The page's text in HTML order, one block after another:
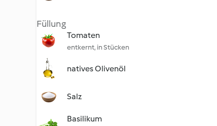
Füllung
Tomaten
entkernt, in Stücken
natives Olivenöl
Salz
Basilikum